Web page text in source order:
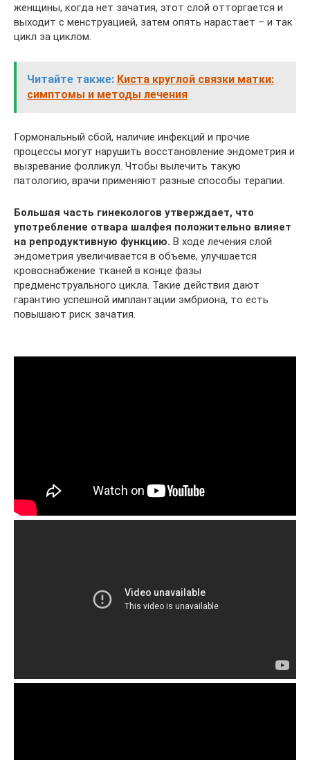
женщины, когда нет зачатия, этот слой отторгается и
выходит с менструацией, затем опять нарастает – и так
цикл за циклом.
Читайте также: Киста круглой связки матки:
симптомы и методы лечения
Гормональный сбой, наличие инфекций и прочие
процессы могут нарушить восстановление эндометрия и
вызревание фолликул. Чтобы вылечить такую
патологию, врачи применяют разные способы терапии.
Большая часть гинекологов утверждает, что
употребление отвара шалфея положительно влияет
на репродуктивную функцию. В ходе лечения слой
эндометрия увеличивается в объеме, улучшается
кровоснабжение тканей в конце фазы
предменструального цикла. Такие действия дают
гарантию успешной имплантации эмбриона, то есть
повышают риск зачатия.